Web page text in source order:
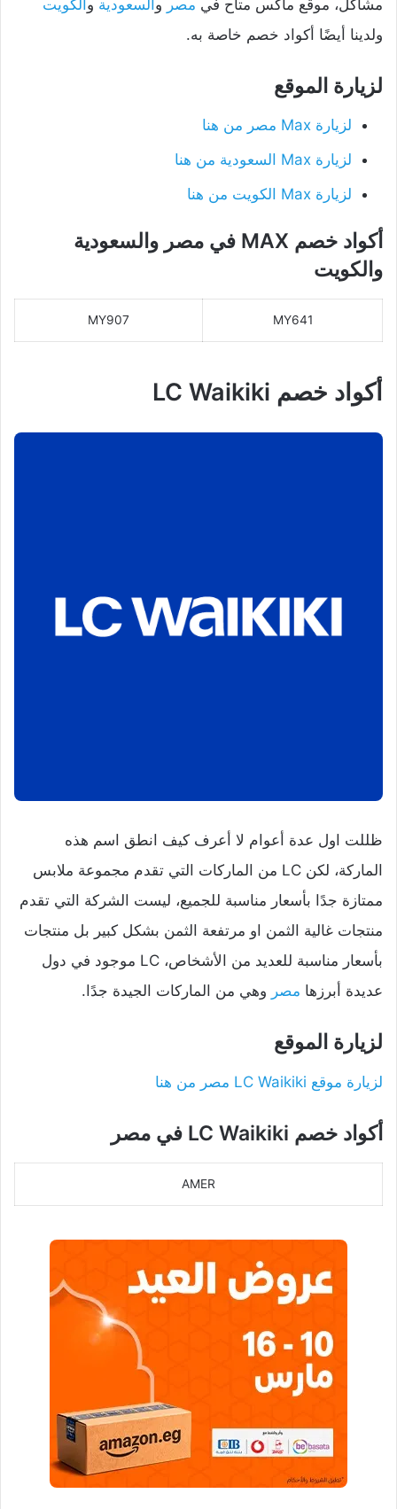
مشاكل، موقع ماكس متاح في مصر و السعودية و الكويت
ولدينا أيضًا أكواد خصم خاصة به.
لزيارة الموقع
لزيارة Max مصر من هنا
لزيارة Max السعودية من هنا
لزيارة Max الكويت من هنا
أكواد خصم MAX في مصر والسعودية
والكويت
MY641
MY907
أكواد خصم LC Waikiki
ظللت اول عدة أعوام لا أعرف كيف انطق اسم هذه
الماركة، لكن LC من الماركات التي تقدم مجموعة ملابس
ممتازة جدًا بأسعار مناسبة للجميع، ليست الشركة التي تقدم
منتجات غالية الثمن او مرتفعة الثمن بشكل كبير بل منتجات
بأسعار مناسبة للعديد من الأشخاص، LC موجود في دول
عديدة أبرزها مصر وهي من الماركات الجيدة جدًا.
لزيارة الموقع
لزيارة موقع LC Waikiki مصر من هنا
أكواد خصم LC Waikiki في مصر
AMER